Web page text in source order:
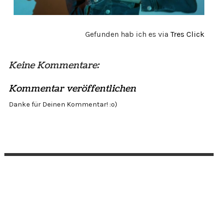
Gefunden hab ich es viaTres Click
Keine Kommentare:
Kommentar veröffentlichen
Danke für Deinen Kommentar! :o)